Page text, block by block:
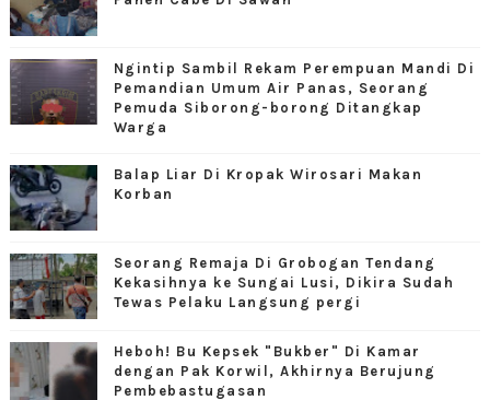
Ngintip Sambil Rekam Perempuan Mandi Di
Pemandian Umum Air Panas, Seorang
Pemuda Siborong-borong Ditangkap
Warga
Balap Liar Di Kropak Wirosari Makan
Korban
Seorang Remaja Di Grobogan Tendang
Kekasihnya ke Sungai Lusi, Dikira Sudah
Tewas Pelaku Langsung pergi
Heboh! Bu Kepsek "Bukber" Di Kamar
dengan Pak Korwil, Akhirnya Berujung
Pembebastugasan